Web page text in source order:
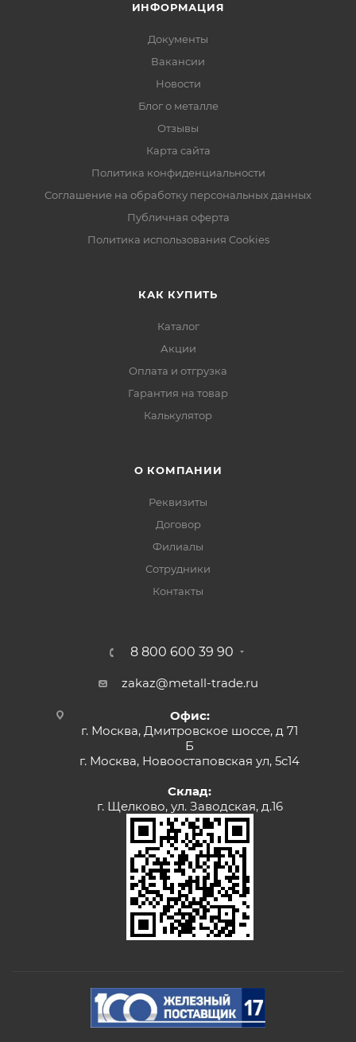
ИНФОРМАЦИЯ
Документы
Вакансии
Новости
Блог о металле
Отзывы
Карта сайта
Политика конфиденциальности
Соглашение на обработку персональных данных
Публичная оферта
Политика использования Cookies
КАК КУПИТЬ
Каталог
Акции
Оплата и отгрузка
Гарантия на товар
Калькулятор
О КОМПАНИИ
Реквизиты
Договор
Филиалы
Сотрудники
Контакты
8 800 600 39 90
zakaz@metall-trade.ru
Офис:
г. Москва, Дмитровское шоссе, д 71
Б
г. Москва, Новоостаповская ул, 5с14
Склад:
г. Щелково, ул. Заводская, д.16